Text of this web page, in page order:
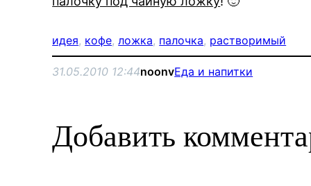
идея, кофе, ложка, палочка, растворимый
31.05.2010 12:44noonvЕда и напитки
Добавить